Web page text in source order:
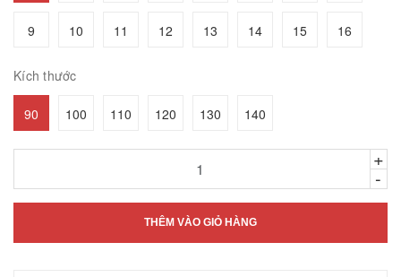
9 10 11 12 13 14 15 16
Kích thước
90 100 110 120 130 140
+
-
THÊM VÀO GIỎ HÀNG